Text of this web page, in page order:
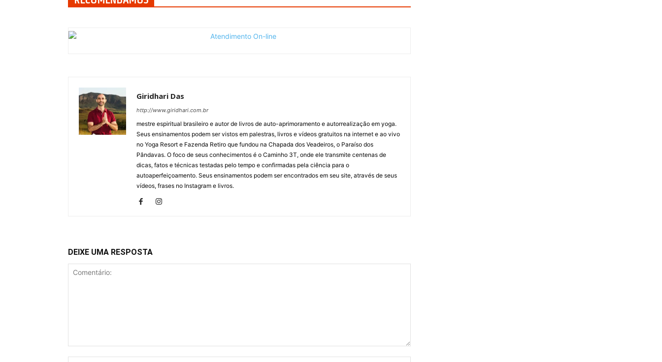
Giridhari Das
http://www.giridhari.com.br
mestre espiritual brasileiro e autor de livros de auto-aprimoramento e autorrealização em yoga.
Seus ensinamentos podem ser vistos em palestras, livros e vídeos gratuitos na internet e ao vivo
no Yoga Resort e Fazenda Retiro que fundou na Chapada dos Veadeiros, o Paraíso dos
Pândavas. O foco de seus conhecimentos é o Caminho 3T, onde ele transmite centenas de
dicas, fatos e técnicas testadas pelo tempo e confirmadas pela ciência para o
autoaperfeiçoamento. Seus ensinamentos podem ser encontrados em seu site, através de seus
vídeos, frases no Instagram e livros.
DEIXE UMA RESPOSTA